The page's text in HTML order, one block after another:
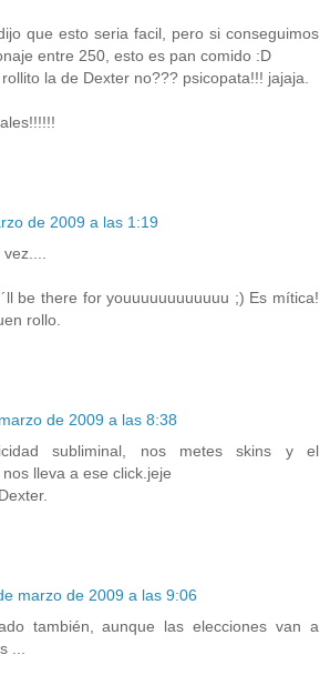
que esto seria facil, pero si conseguimos
entre 250, esto es pan comido :D
la de Dexter no??? psicopata!!! jajaja.
de 2009 a las 1:19
be there for youuuuuuuuuuuu ;) Es mítica!
rollo.
de 2009 a las 8:38
subliminal, nos metes skins y el
lleva a ese click.jeje
marzo de 2009 a las 9:06
también, aunque las elecciones van a
...